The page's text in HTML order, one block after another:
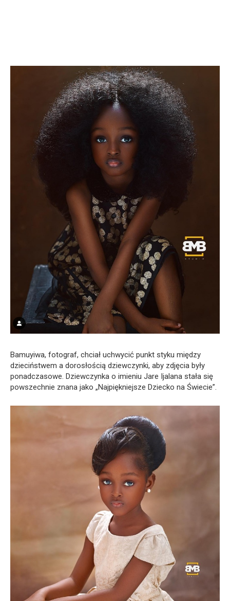
Bamuyiwa, fotograf, chciał uchwycić punkt styku między
dzieciństwem a dorosłością dziewczynki, aby zdjęcia były
ponadczasowe. Dziewczynka o imieniu Jare Ijalana stała się
powszechnie znana jako „Najpiękniejsze Dziecko na Świecie”.